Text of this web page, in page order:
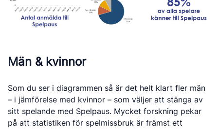
Män & kvinnor
Som du ser i diagrammen så är det helt klart fler män
– i jämförelse med kvinnor – som väljer att stänga av
sitt spelande med Spelpaus. Mycket forskning pekar
på att statistiken för spelmissbruk är främst ett